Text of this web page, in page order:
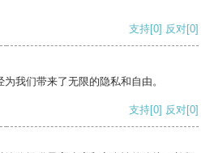
支持[0] 反对[0]
我们带来了无限的隐私和自由。
支持[0] 反对[0]